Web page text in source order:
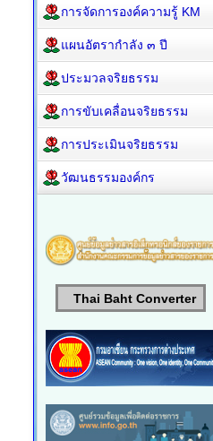
การจัดการองค์ความรู้ KM
แผนอัตรากำลัง ๓ ปี
ประมวลจริยธรรม
การขับเคลื่อนจริยธรรม
การประเมินจริยธรรม
วัฒนธรรมองค์กร
Thai Baht Converter